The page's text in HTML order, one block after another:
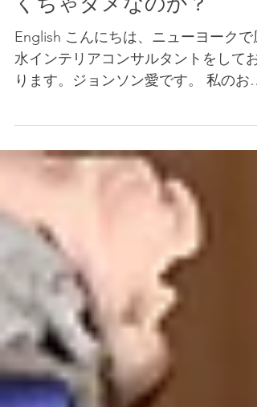
ときめかない物は捨てな
くちゃダメなのか？
English こんにちは、ニューヨークで
様や当ブログの購読者の皆様は私のこ
とをご存知でしょうが、これをお読み
になっているあなたはまだ私のことを
よく知らないかも知れませんね。...